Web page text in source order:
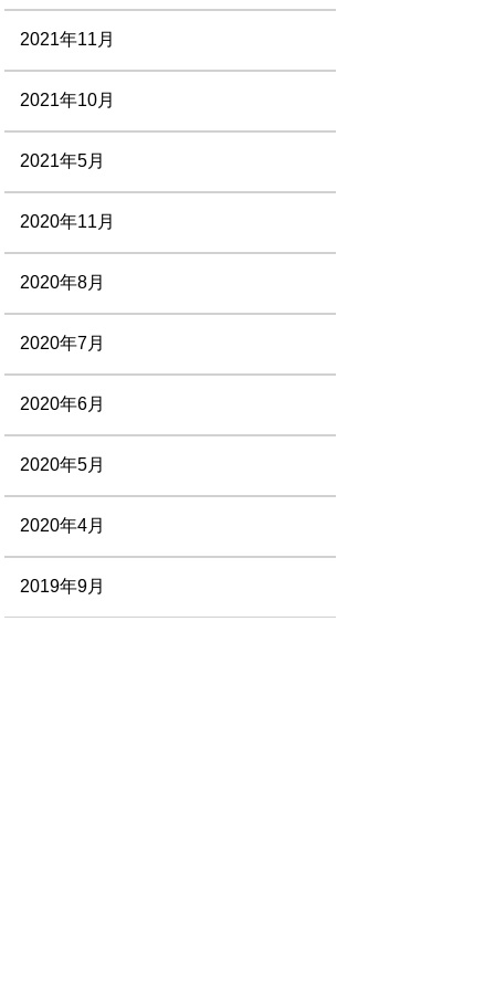
2021年11月
2021年10月
2021年5月
2020年11月
2020年8月
2020年7月
2020年6月
2020年5月
2020年4月
2019年9月